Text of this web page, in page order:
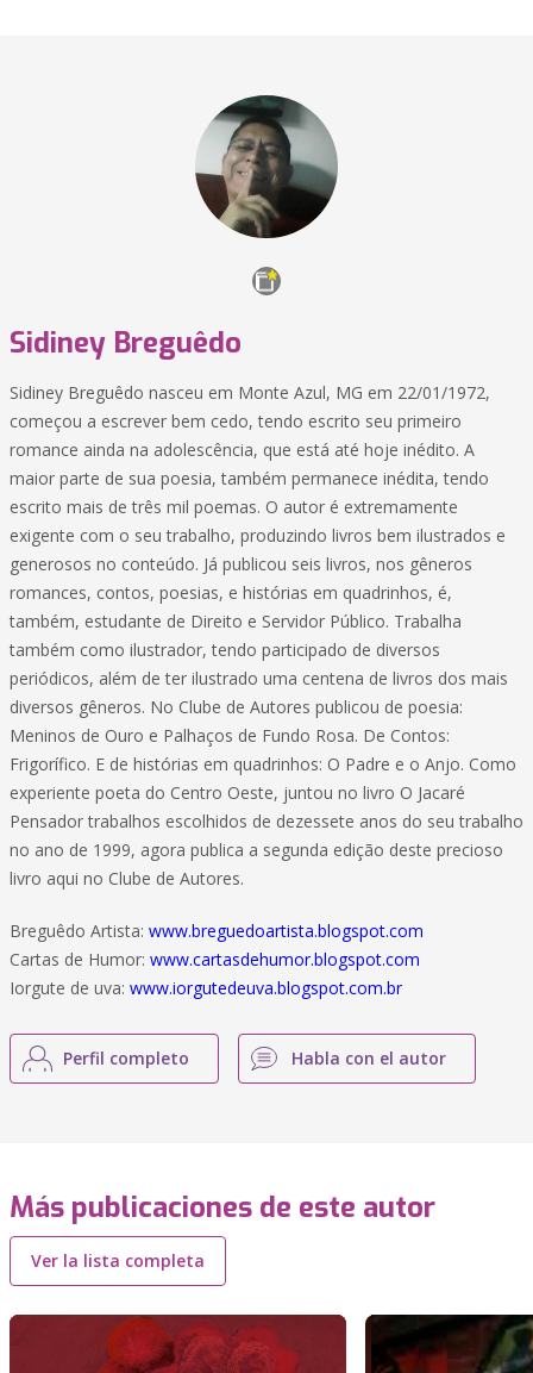
Sidiney Breguêdo
Sidiney Breguêdo nasceu em Monte Azul, MG em 22/01/1972,
começou a escrever bem cedo, tendo escrito seu primeiro
romance ainda na adolescência, que está até hoje inédito. A
maior parte de sua poesia, também permanece inédita, tendo
escrito mais de três mil poemas. O autor é extremamente
exigente com o seu trabalho, produzindo livros bem ilustrados e
generosos no conteúdo. Já publicou seis livros, nos gêneros
romances, contos, poesias, e histórias em quadrinhos, é,
também, estudante de Direito e Servidor Público. Trabalha
também como ilustrador, tendo participado de diversos
periódicos, além de ter ilustrado uma centena de livros dos mais
diversos gêneros. No Clube de Autores publicou de poesia:
Meninos de Ouro e Palhaços de Fundo Rosa. De Contos:
Frigorífico. E de histórias em quadrinhos: O Padre e o Anjo. Como
experiente poeta do Centro Oeste, juntou no livro O Jacaré
Pensador trabalhos escolhidos de dezessete anos do seu trabalho
no ano de 1999, agora publica a segunda edição deste precioso
livro aqui no Clube de Autores.
Breguêdo Artista: www.breguedoartista.blogspot.com
Cartas de Humor: www.cartasdehumor.blogspot.com
Iorgute de uva: www.iorgutedeuva.blogspot.com.br
Perfil completo Habla con el autor
Más publicaciones de este autor
Ver la lista completa